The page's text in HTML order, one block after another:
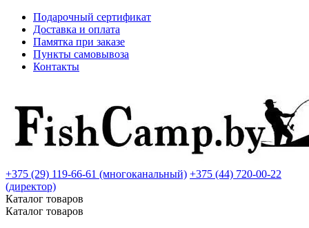
Подарочный сертификат
Доставка и оплата
Памятка при заказе
Пункты самовывоза
Контакты
+375 (29) 119-66-61 (многоканальный) +375 (44) 720-00-22
(директор)
Каталог товаров
Каталог товаров